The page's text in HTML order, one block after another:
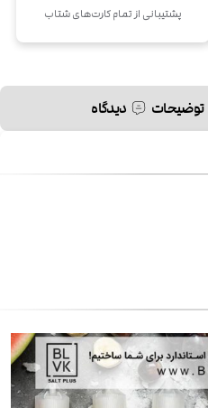
پشتیبانی از تمام کارت‌های شتاب
توضیحات دیدگاه